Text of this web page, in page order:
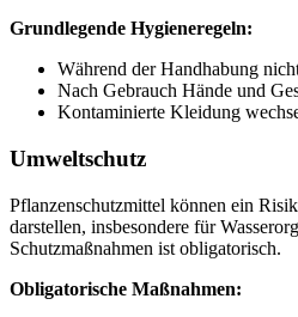
Grundlegende Hygieneregeln:
Während der Handhabung
Nach Gebrauch Hände und
Kontaminierte Kleidung
Umweltschutz
Pflanzenschutzmittel können ein
darstellen, insbesondere für
Schutzmaßnahmen ist obligatorisch.
Obligatorische Maßnahmen: